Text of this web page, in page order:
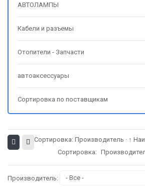
АВТОЛАМПЫ
Кабели и разъемы
Отопители - Запчасти
автоаксессуары
Сортировка по поставщикам
Сортировка: Производитель · ↑
Сортировка:
Производитель: